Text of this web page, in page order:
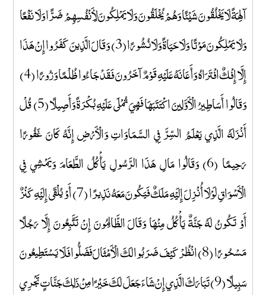
آلِهَةً لَا يَخْلُقُونَ شَيْئًا وَهُمْ يُخْلَقُونَ وَلَا يَمْلِكُونَ لِأَنْفُسِهِمْ ضَرًّا وَلَا نَفْعًا
وَلَا يَمْلِكُونَ مَوْتًا وَلَا حَيَاةً وَلَا نُشُورًا (3) وَقَالَ الَّذِينَ كَفَرُوا إِنْ هَذَا
إِلَّا إِفْكٌ افْتَرَاهُ وَأَعَانَهُ عَلَيْهِ قَوْمٌ آخَرُونَ فَقَدْ جَاءُوا ظُلْمًا وَزُورًا (4)
وَقَالُوا أَسَاطِيرُ الْأَوَّلِينَ اكْتَتَبَهَا فَهِيَ تُمْلَى عَلَيْهِ بُكْرَةً وَأَصِيلًا (5) قُلْ
أَنْزَلَهُ الَّذِي يَعْلَمُ السِّرَّ فِي السَّمَاوَاتِ وَالْأَرْضِ إِنَّهُ كَانَ غَفُورًا
رَحِيمًا (6) وَقَالُوا مَالِ هَذَا الرَّسُولِ يَأْكُلُ الطَّعَامَ وَيَمْشِي فِي
الْأَسْوَاقِ لَوْلَا أُنْزِلَ إِلَيْهِ مَلَكٌ فَيَكُونَ مَعَهُ نَذِيرًا (7) أَوْ يُلْقَى إِلَيْهِ كَنْزٌ
أَوْ تَكُونُ لَهُ جَنَّةٌ يَأْكُلُ مِنْهَا وَقَالَ الظَّالِمُونَ إِنْ تَتَّبِعُونَ إِلَّا رَجُلًا
مَسْحُورًا (8) انْظُرْ كَيْفَ ضَرَبُوا لَكَ الْأَمْثَالَ فَضَلُّوا فَلَا يَسْتَطِيعُونَ
سَبِيلًا (9) تَبَارَكَ الَّذِي إِنْ شَاءَ جَعَلَ لَكَ خَيْرًا مِنْ ذَلِكَ جَنَّاتٍ تَجْرِي